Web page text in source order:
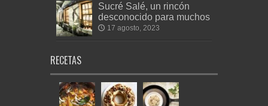
Sucré Salé, un rincón
desconocido para muchos
17 agosto, 2023
RECETAS